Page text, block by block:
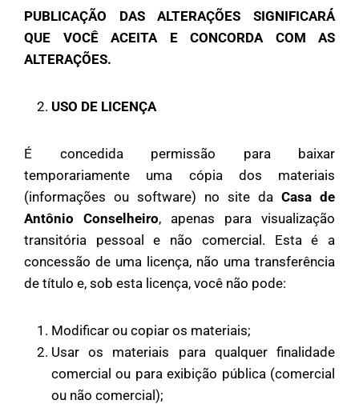
PUBLICAÇÃO DAS ALTERAÇÕES SIGNIFICARÁ
QUE VOCÊ ACEITA E CONCORDA COM AS
ALTERAÇÕES.
USO DE LICENÇA
É concedida permissão para baixar
temporariamente uma cópia dos materiais
(informações ou software) no site da Casa de
Antônio Conselheiro, apenas para visualização
transitória pessoal e não comercial. Esta é a
concessão de uma licença, não uma transferência
de título e, sob esta licença, você não pode:
Modificar ou copiar os materiais;
Usar os materiais para qualquer finalidade
comercial ou para exibição pública (comercial
ou não comercial);